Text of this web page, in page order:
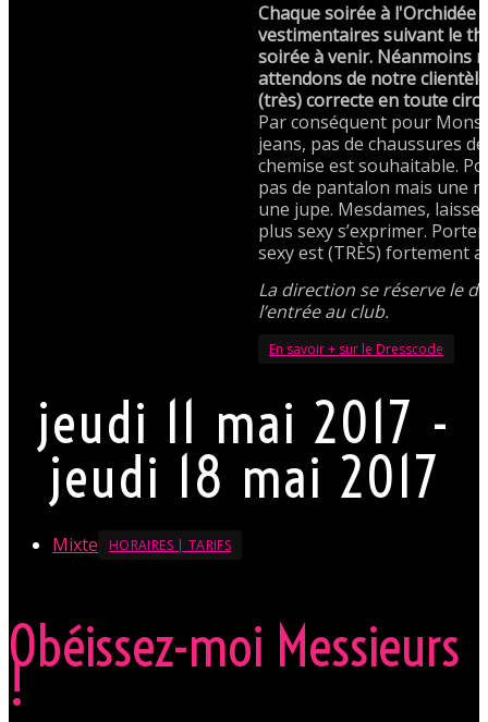
Chaque soirée à l'Orchidée
vestimentaires suivant le
soirée à venir. Néanmoins
attendons de notre
(très) correcte en toute
Par conséquent pour
jeans, pas de chaussures
chemise est souhaitable.
pas de pantalon mais une
une jupe. Mesdames,
plus sexy s’exprimer.
sexy est (TRÈS) fortement
La direction se réserve le
l’entrée au club.
En savoir + sur le Dresscode
jeudi 11 mai 2017 -
jeudi 18 mai 2017
Mixte HORAIRES | TARIFS
Obéissez-moi Messieurs
!